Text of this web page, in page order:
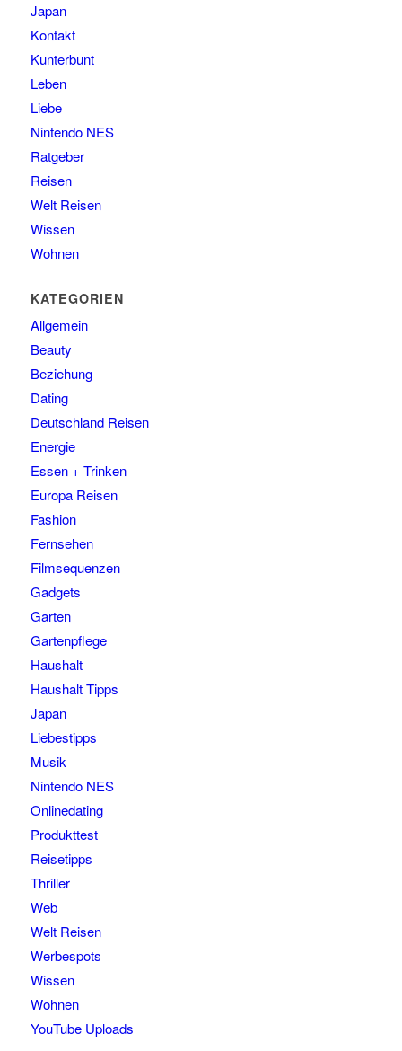
Japan
Kontakt
Kunterbunt
Leben
Liebe
Nintendo NES
Ratgeber
Reisen
Welt Reisen
Wissen
Wohnen
KATEGORIEN
Allgemein
Beauty
Beziehung
Dating
Deutschland Reisen
Energie
Essen + Trinken
Europa Reisen
Fashion
Fernsehen
Filmsequenzen
Gadgets
Garten
Gartenpflege
Haushalt
Haushalt Tipps
Japan
Liebestipps
Musik
Nintendo NES
Onlinedating
Produkttest
Reisetipps
Thriller
Web
Welt Reisen
Werbespots
Wissen
Wohnen
YouTube Uploads